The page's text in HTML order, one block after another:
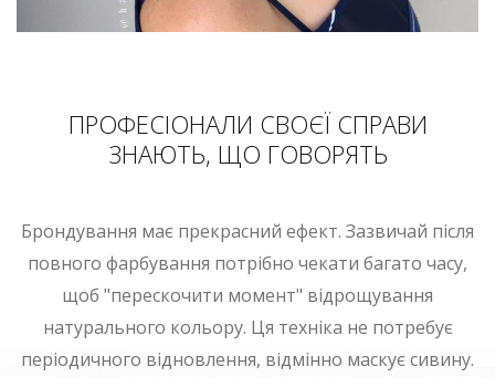
ПРОФЕСІОНАЛИ СВОЄЇ СПРАВИ
ЗНАЮТЬ, ЩО ГОВОРЯТЬ
Брондування має прекрасний ефект. Зазвичай після
повного фарбування потрібно чекати багато часу,
щоб "перескочити момент" відрощування
натурального кольору. Ця техніка не потребує
періодичного відновлення, відмінно маскує сивину.